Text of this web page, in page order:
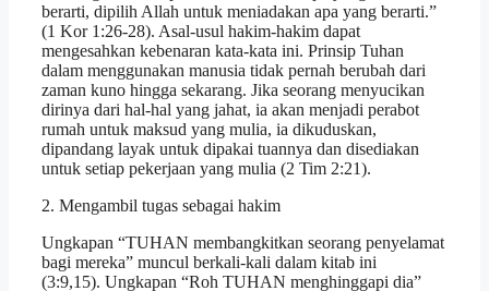
berarti, dipilih Allah untuk meniadakan apa yang berarti.”
(1 Kor 1:26-28). Asal-usul hakim-hakim dapat
mengesahkan kebenaran kata-kata ini. Prinsip Tuhan
dalam menggunakan manusia tidak pernah berubah dari
zaman kuno hingga sekarang. Jika seorang menyucikan
dirinya dari hal-hal yang jahat, ia akan menjadi perabot
rumah untuk maksud yang mulia, ia dikuduskan,
dipandang layak untuk dipakai tuannya dan disediakan
untuk setiap pekerjaan yang mulia (2 Tim 2:21).
2. Mengambil tugas sebagai hakim
Ungkapan “TUHAN membangkitkan seorang penyelamat
bagi mereka” muncul berkali-kali dalam kitab ini
(3:9,15). Ungkapan “Roh TUHAN menghinggapi dia”